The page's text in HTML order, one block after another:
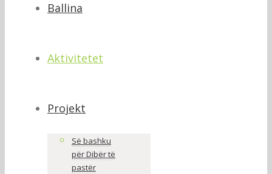
Ballina
Aktivitetet
Projekt
Së bashku
për Dibër të
pastër